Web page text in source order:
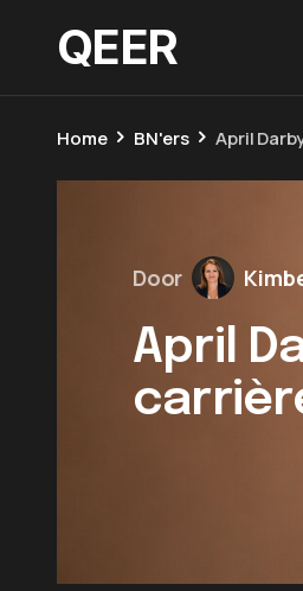
QEER
Home BN'ers April
Door
April